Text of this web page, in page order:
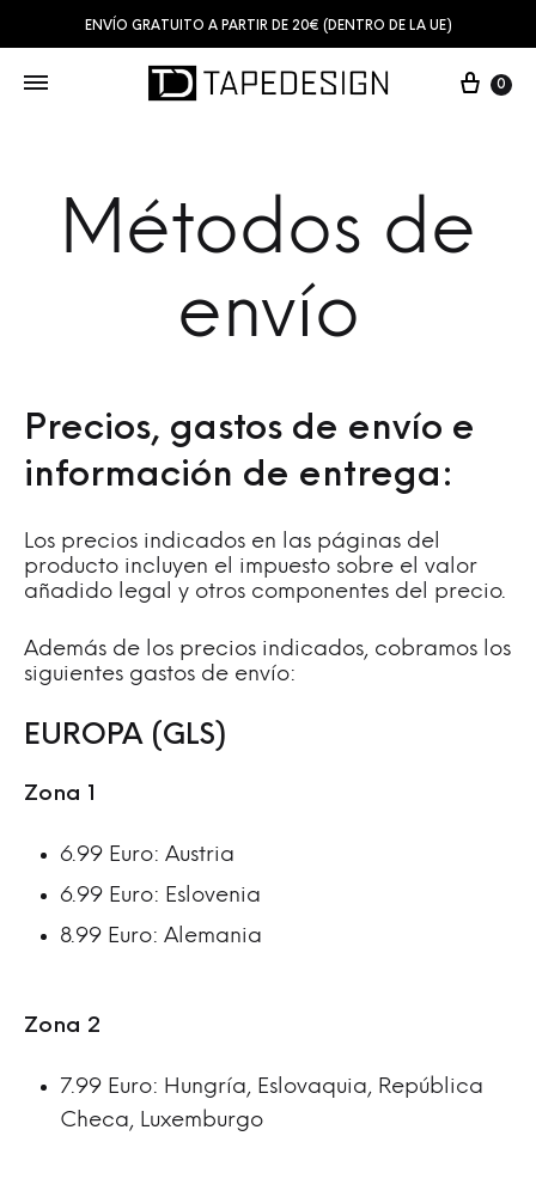
ENVÍO GRATUITO A PARTIR DE 20€ (DENTRO DE LA UE)
0
Métodos de
envío
Precios, gastos de envío e
información de entrega:
Los precios indicados en las páginas del
producto incluyen el impuesto sobre el valor
añadido legal y otros componentes del precio.
Además de los precios indicados, cobramos los
siguientes gastos de envío:
EUROPA (GLS)
Zona 1
6.99 Euro: Austria
6.99 Euro: Eslovenia
8.99 Euro: Alemania
Zona 2
7.99 Euro: Hungría, Eslovaquia, República
Checa, Luxemburgo